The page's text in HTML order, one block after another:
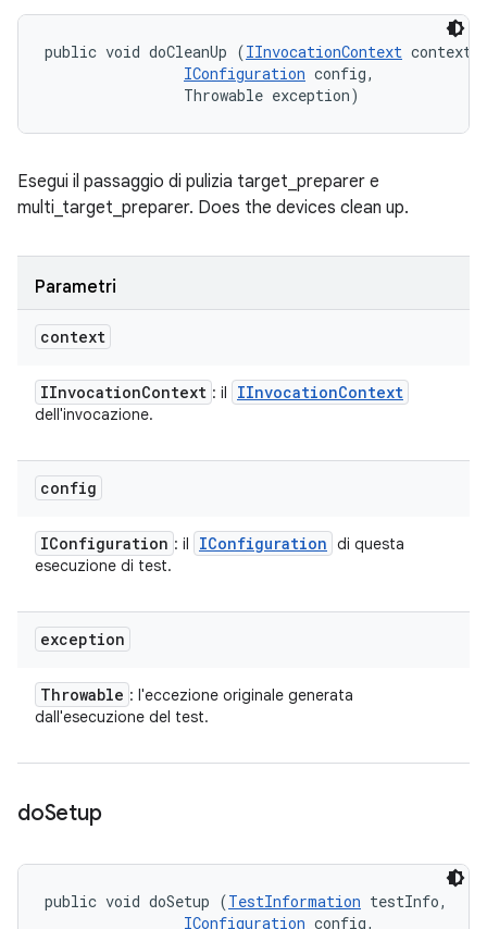
public void doCleanUp (IInvocationContext
IConfiguration config,
                Throwable exception)
Esegui il passaggio di pulizia target_preparer e
multi_target_preparer. Does the devices clean up.
Parametri
context
IInvocationContext : il IInvocationContext
dell'invocazione.
config
IConfiguration : il IConfiguration di questa
esecuzione di test.
exception
Throwable : l'eccezione originale generata
dall'esecuzione del test.
doSetup
public void doSetup (TestInformation testInfo,
IConfiguration config,